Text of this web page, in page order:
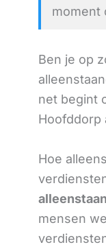
moment
Ben je op
net begint
Hoofddorp
Hoe
mensen